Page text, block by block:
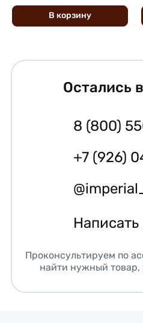
В корзину
Остались
8 (800)
+7 (926)
Написать
Проконсультируем по
найти нужный